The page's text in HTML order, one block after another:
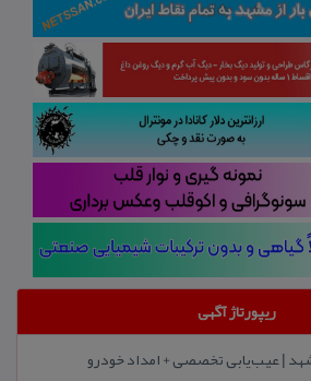
ریپورتاژ آگهی
مشهد | عیب‌یابی تخصصی + امداد خودرو